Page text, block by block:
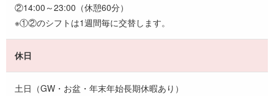
②14:00～23:00（休憩60分）
※①②のシフトは1週間毎に交替します。
休日
土日（GW・お盆・年末年始長期休暇あり）